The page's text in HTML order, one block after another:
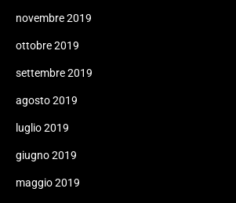
novembre 2019
ottobre 2019
settembre 2019
agosto 2019
luglio 2019
giugno 2019
maggio 2019